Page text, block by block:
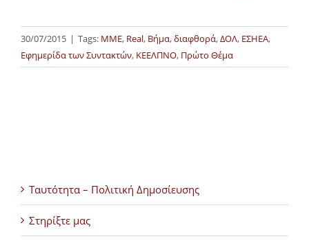
30/07/2015 | Tags: MME, Real, Βήμα,διαφθορά,ΔΟΛ, ΕΣΗΕΑ,
Εφημερίδα των Συντακτών, ΚΕΕΛΠΝΟ, Πρώτο Θέμα
Ταυτότητα – Πολιτική Δημοσίευσης
Στηρίξτε μας